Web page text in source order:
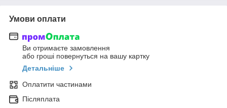
Умови оплати
Ви отримаєте замовлення
або гроші повернуться на вашу картку
Детальніше
Оплатити частинами
Післяплата